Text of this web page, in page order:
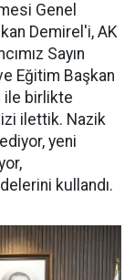
Genel
Demirel'i, AK
Sayın
Eğitim Başkan
ile birlikte
ilettik. Nazik
yeni
kullandı.